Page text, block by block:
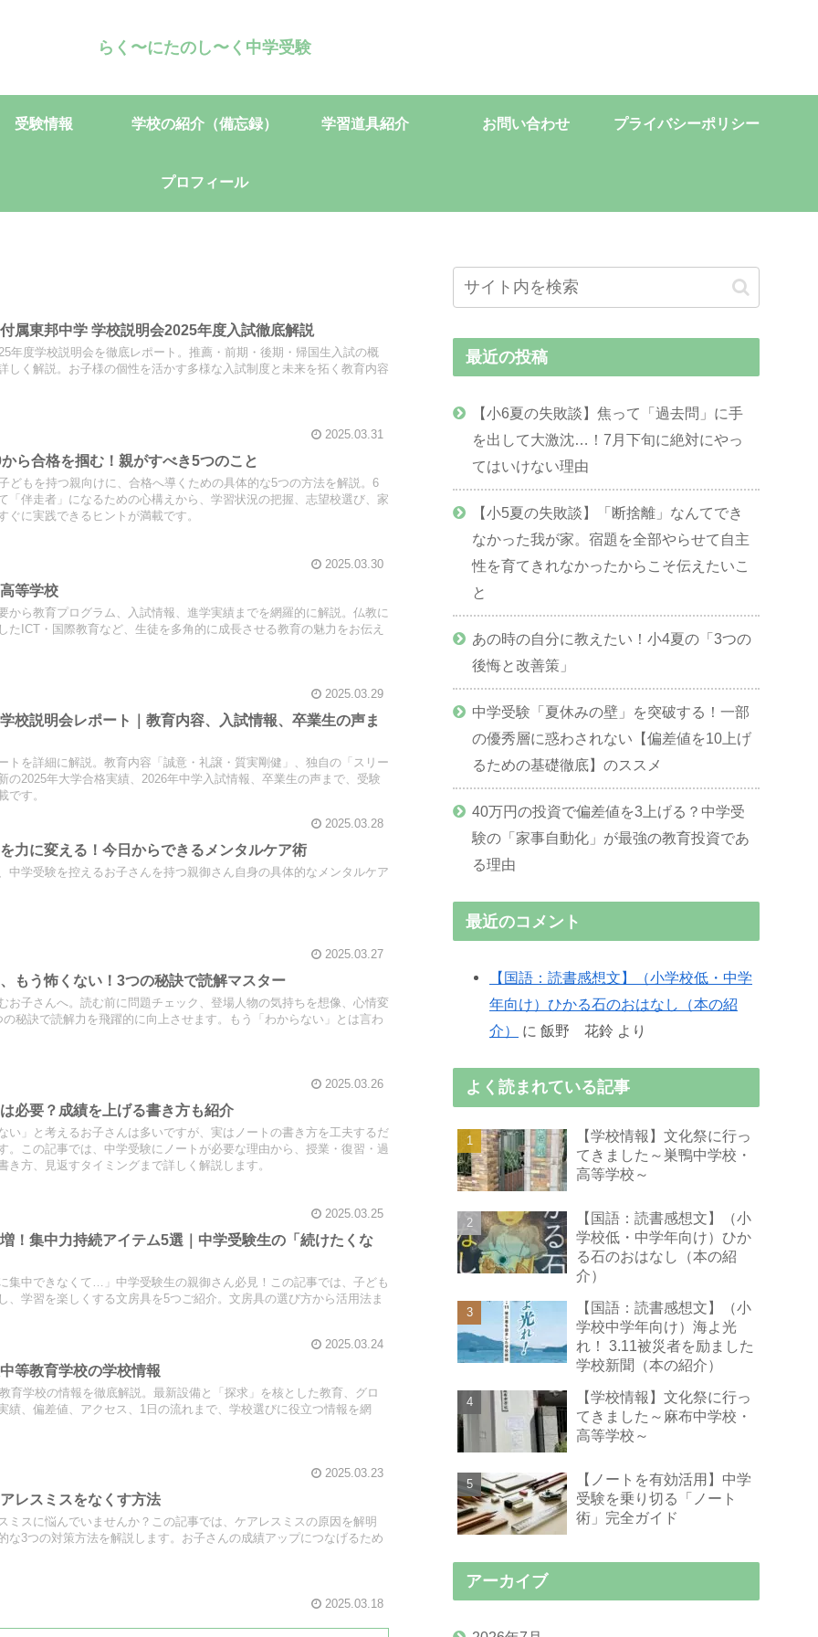
らく〜にたのし〜く中学受験
受験情報 学校の紹介（備忘録） 学習道具紹介 お問い合わせ プライバシーポリシー
プロフィール
属東邦中学 学校説明会2025年度入試徹底解説
年度学校説明会を徹底レポート。推薦・前期・後期・帰国生入試の概
しく解説。お子様の個性を活かす多様な入試制度と未来を拓く教育内容
2025.03.31
ら合格を掴む！親がすべき5つのこと
どもを持つ親向けに、合格へ導くための具体的な5つの方法を解説。6
「伴走者」になるための心構えから、学習状況の把握、志望校選び、家
ぐに実践できるヒントが満載です。
2025.03.30
等学校
から教育プログラム、入試情報、進学実績までを網羅的に解説。仏教に
たICT・国際教育など、生徒を多角的に成長させる教育の魅力をお伝え
2025.03.29
校説明会レポート｜教育内容、入試情報、卒業生の声ま
トを詳細に解説。教育内容「誠意・礼譲・質実剛健」、独自の「スリー
の2025年大学合格実績、2026年中学入試情報、卒業生の声まで、受験
です。
2025.03.28
力に変える！今日からできるメンタルケア術
中学受験を控えるお子さんを持つ親御さん自身の具体的なメンタルケア
2025.03.27
もう怖くない！3つの秘訣で読解マスター
お子さんへ。読む前に問題チェック、登場人物の気持ちを想像、心情変
秘訣で読解力を飛躍的に向上させます。もう「わからない」とは言わ
2025.03.26
必要？成績を上げる書き方も紹介
い」と考えるお子さんは多いですが、実はノートの書き方を工夫するだ
。この記事では、中学受験にノートが必要な理由から、授業・復習・過
き方、見返すタイミングまで詳しく解説します。
2025.03.25
！集中力持続アイテム5選｜中学受験生の「続けたくな
集中できなくて…」中学受験生の親御さん必見！この記事では、子ども
、学習を楽しくする文房具を5つご紹介。文房具の選び方から活用法ま
2025.03.24
等教育学校の学校情報
育学校の情報を徹底解説。最新設備と「探求」を核とした教育、グロ
績、偏差値、アクセス、1日の流れまで、学校選びに役立つ情報を網
2025.03.23
レスミスをなくす方法
ミスに悩んでいませんか？この記事では、ケアレスミスの原因を解明
な3つの対策方法を解説します。お子さんの成績アップにつなげるため
2025.03.18
最近の投稿
【小6夏の失敗談】焦って「過去問」に手
を出して大激沈…！7月下旬に絶対にやっ
てはいけない理由
【小5夏の失敗談】「断捨離」なんてでき
なかった我が家。宿題を全部やらせて自主
性を育てきれなかったからこそ伝えたいこ
と
あの時の自分に教えたい！小4夏の「3つの
後悔と改善策」
中学受験「夏休みの壁」を突破する！一部
の優秀層に惑わされない【偏差値を10上げ
るための基礎徹底】のススメ
40万円の投資で偏差値を3上げる？中学受
験の「家事自動化」が最強の教育投資であ
る理由
最近のコメント
【国語：読書感想文】（小学校低・中学
年向け）ひかる石のおはなし（本の紹
介）
に 飯野 花鈴 より
よく読まれている記事
【学校情報】文化祭に行っ
てきました～巣鴨中学校・
高等学校～
【国語：読書感想文】（小
学校低・中学年向け）ひか
る石のおはなし（本の紹
介）
【国語：読書感想文】（小
学校中学年向け）海よ光
れ！ 3.11被災者を励ました
学校新聞（本の紹介）
【学校情報】文化祭に行っ
てきました～麻布中学校・
高等学校～
【ノートを有効活用】中学
受験を乗り切る「ノート
術」完全ガイド
アーカイブ